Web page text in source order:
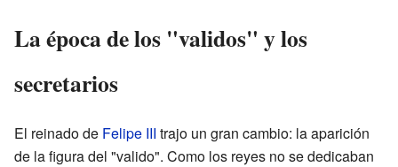
La época de los "validos" y los
secretarios
El reinado de Felipe III trajo un gran cambio: la aparición
de la figura del "valido". Como los reyes no se dedicaban